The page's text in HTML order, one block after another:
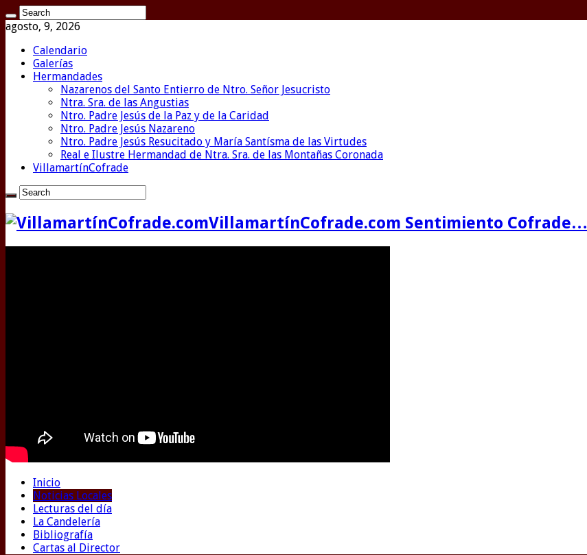
agosto, 9, 2026
Calendario
Galerías
Hermandades
Nazarenos del Santo Entierro de Ntro. Señor Jesucristo
Ntra. Sra. de las Angustias
Ntro. Padre Jesús de la Paz y de la Caridad
Ntro. Padre Jesús Nazareno
Ntro. Padre Jesús Resucitado y María Santísma de las Virtudes
Real e Ilustre Hermandad de Ntra. Sra. de las Montañas Coronada
VillamartínCofrade
VillamartínCofrade.com Sentimiento Cofrade…
Inicio
Noticias Locales
Lecturas del día
La Candelería
Bibliografía
Cartas al Director